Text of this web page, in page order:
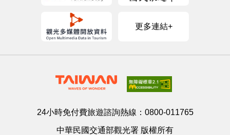
更多連結+
24小時免付費旅遊諮詢熱線： 0800-011765
中華民國交通部觀光署 版權所有